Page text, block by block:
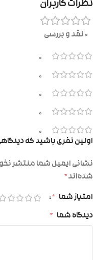
نظرات کاربران
0 نقد و بررسی
0
0
0
0
0
اولین نفری باشید که
نشانی ایمیل شما منتشر
شده‌اند*
امتیاز شما *
دیدگاه شما *